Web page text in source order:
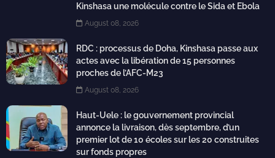
Kinshasa une molécule contre le Sida et Ebola
August 08, 2026
RDC : processus de Doha, Kinshasa passe aux
actes avec la libération de 15 personnes
proches de l’AFC-M23
August 08, 2026
Haut-Uele : le gouvernement provincial
annonce la livraison, dès septembre, d’un
premier lot de 10 écoles sur les 20 construites
sur fonds propres